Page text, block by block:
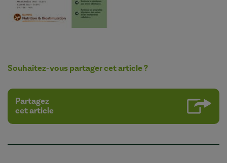
Souhaitez-vous partager cet article ?
Partagez
cet article